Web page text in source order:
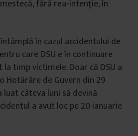
fără rea-intenție, în
în cazul accidentului de
care DSU e în continuare
timp victimele. Doar că DSU a
de Guvern din 29
luat câteva luni să devină
a avut loc pe 20 ianuarie